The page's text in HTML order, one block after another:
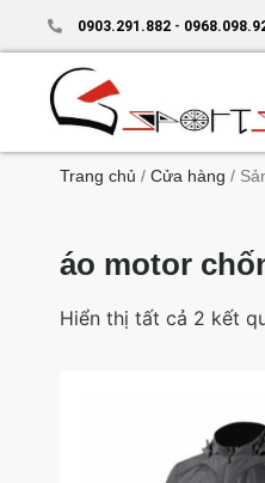
0903.291.882 -
Trang chủ / Cửa hàng /
áo motor
Hiển thị tất cả 2 kết